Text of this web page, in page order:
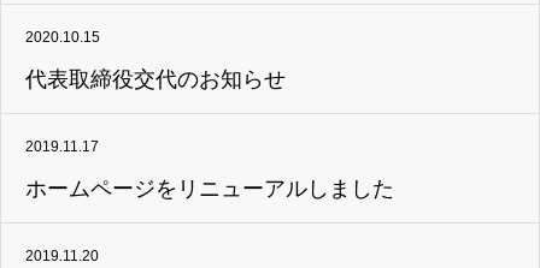
2020.10.15
代表取締役交代のお知らせ
2019.11.17
ホームページをリニューアルしました
2019.11.20